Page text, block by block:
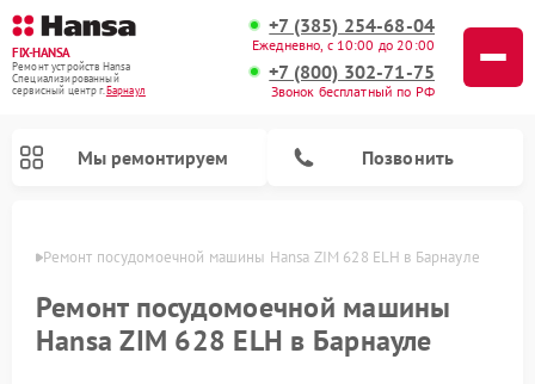
FIX-HANSA
Ремонт устройств Hansa
Специализированный
cервисный центр г.Барнаул
+7 (385) 254-68-04
Ежедневно, с 10:00 до 20:00
+7 (800) 302-71-75
Звонок бесплатный по РФ
Мы ремонтируем Позвонить
Ремонт посудомоечной машины Hansa ZIM 628 ELH в Барнауле
Ремонт посудомоечной машины
Hansa ZIM 628 ELH в Барнауле